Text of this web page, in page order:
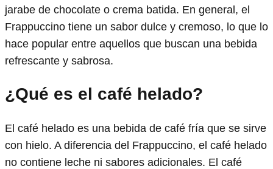
jarabe de chocolate o crema batida. En general, el
Frappuccino tiene un sabor dulce y cremoso, lo que lo
hace popular entre aquellos que buscan una bebida
refrescante y sabrosa.
¿Qué es el café helado?
El café helado es una bebida de café fría que se sirve
con hielo. A diferencia del Frappuccino, el café helado
no contiene leche ni sabores adicionales. El café